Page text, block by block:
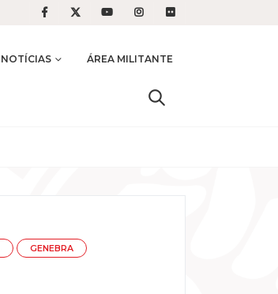
NOTÍCIAS ÁREA MILITANTE
GENEBRA